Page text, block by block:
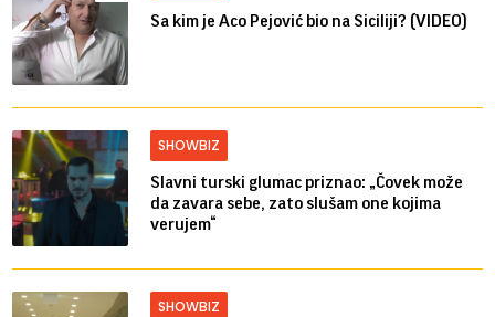
Sa kim je Aco Pejović bio na Siciliji? (VIDEO)
SHOWBIZ
Slavni turski glumac priznao: „Čovek može
da zavara sebe, zato slušam one kojima
verujem“
SHOWBIZ